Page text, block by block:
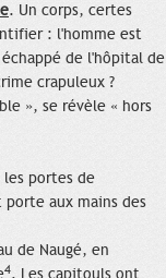
. Un corps, certes
: l'homme est
de l'hôpital de
crapuleux ?
», se révèle « hors
portes de
aux mains des
de Naugé, en
4